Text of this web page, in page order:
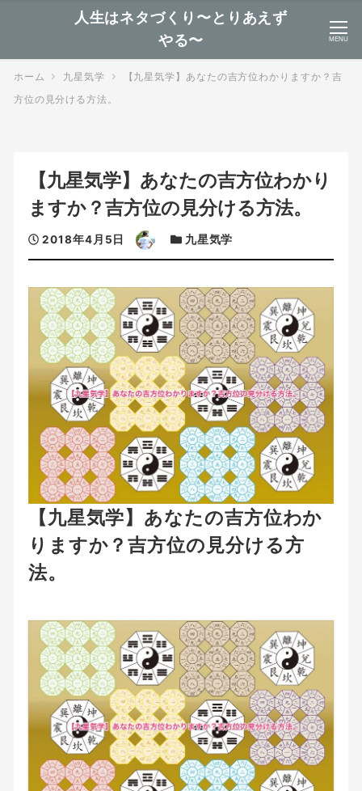
人生はネタづくり〜とりあえず
やる〜
MENU
ホーム 九星気学
【九星気学】あなたの吉方位わかりますか？吉
方位の見分ける方法。
【九星気学】あなたの吉方位わかり
ますか？吉方位の見分ける方法。
投
稿
日
2018年4月5日
著
者
カ
テ
ゴ
リ
ー
九星気学
【九星気学】あなたの吉方位わか
りますか？吉方位の見分ける方
法。